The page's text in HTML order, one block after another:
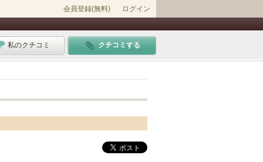
会員登録(無料) ログイン
私のクチコミ クチコミする